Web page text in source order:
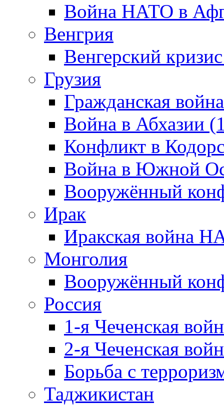
Война НАТО в
Венгрия
Венгерский
Грузия
Гражданская
Война в Абхазии
Конфликт в
Война в Южной
Вооружённый
Ирак
Иракская война
Монголия
Вооружённый
Россия
1-я Чеченская
2-я Чеченская
Борьба с
Таджикистан